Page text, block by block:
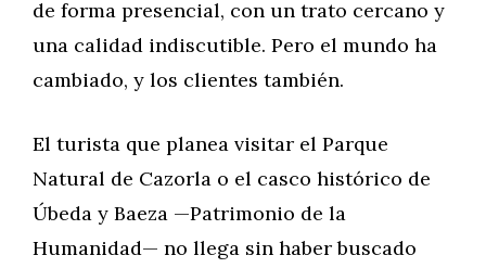
de forma presencial, con un trato cercano y
una calidad indiscutible. Pero el mundo ha
cambiado, y los clientes también.
El turista que planea visitar el Parque
Natural de Cazorla o el casco histórico de
Úbeda y Baeza —Patrimonio de la
Humanidad— no llega sin haber buscado